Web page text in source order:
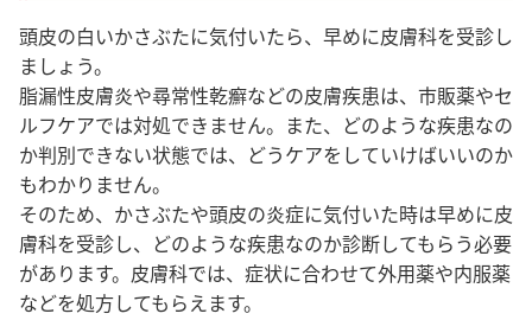
頭皮の白いかさぶたに気付いたら、早めに皮膚科を受診し
ましょう。
脂漏性皮膚炎や尋常性乾癬などの皮膚疾患は、市販薬やセ
ルフケアでは対処できません。また、どのような疾患なの
か判別できない状態では、どうケアをしていけばいいのか
もわかりません。
そのため、かさぶたや頭皮の炎症に気付いた時は早めに皮
膚科を受診し、どのような疾患なのか診断してもらう必要
があります。皮膚科では、症状に合わせて外用薬や内服薬
などを処方してもらえます。